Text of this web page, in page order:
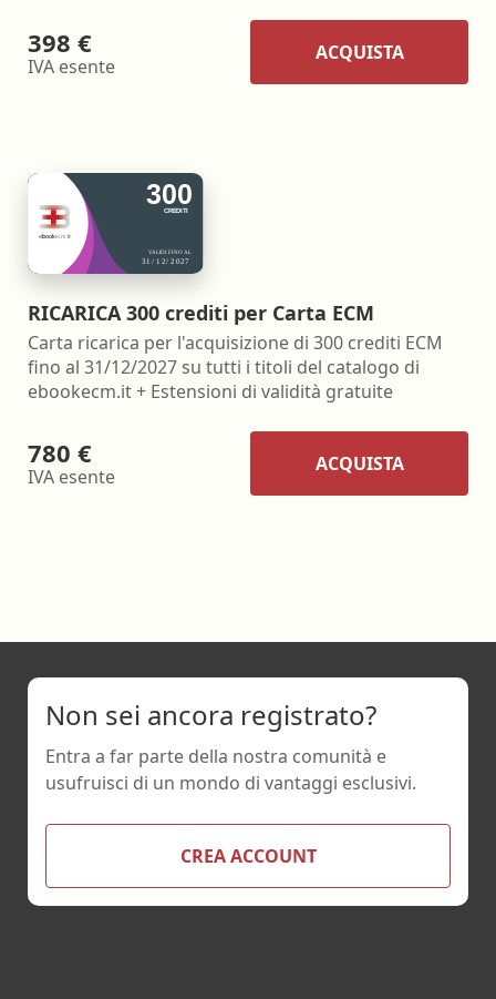
398 €
IVA esente
ACQUISTA
RICARICA 300 crediti per Carta ECM
Carta ricarica per l'acquisizione di 300 crediti ECM
fino al 31/12/2027 su tutti i titoli del catalogo di
ebookecm.it + Estensioni di validità gratuite
780 €
IVA esente
ACQUISTA
Non sei ancora registrato?
Entra a far parte della nostra comunità e
usufruisci di un mondo di vantaggi esclusivi.
CREA ACCOUNT